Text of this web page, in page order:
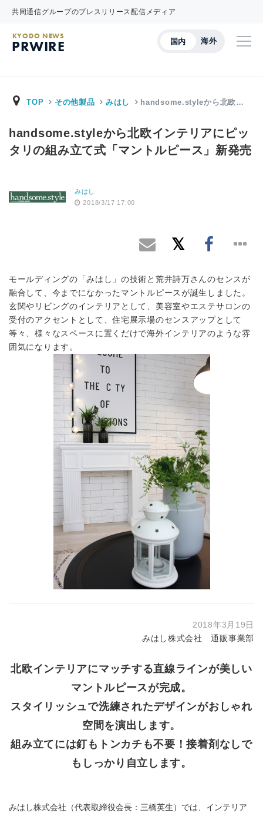
共同通信グループのプレスリリース配信メディア
国内 海外
KYODO NEWS
PRWIRE
TOP その他製品 みはし handsome.styleから北欧…
handsome.styleから北欧インテリアにピッ
タリの組み立て式「マントルピース」新発売
みはし
2018/3/17 17:00
モールディングの「みはし」の技術と荒井詩万さんのセンスが
融合して、今までになかったマントルピースが誕生しました。
玄関やリビングのインテリアとして、美容室やエステサロンの
受付のアクセントとして、住宅展示場のセンスアップとして
等々、様々なスペースに置くだけで海外インテリアのような雰
囲気になります。
2018年3月19日
みはし株式会社 通販事業部
北欧インテリアにマッチする直線ラインが美しい
マントルピースが完成。
スタイリッシュで洗練されたデザインがおしゃれ
空間を演出します。
組み立てには釘もトンカチも不要！接着剤なしで
もしっかり自立します。
みはし株式会社（代表取締役会長：三橋英生）では、インテリア